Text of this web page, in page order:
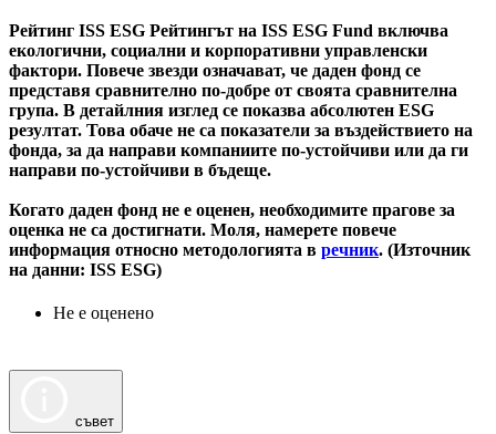
Рейтинг ISS ESG Рейтингът на ISS ESG Fund включва
екологични, социални и корпоративни управленски
фактори. Повече звезди означават, че даден фонд се
представя сравнително по-добре от своята сравнителна
група. В детайлния изглед се показва абсолютен ESG
резултат. Това обаче не са показатели за въздействието на
фонда, за да направи компаниите по-устойчиви или да ги
направи по-устойчиви в бъдеще.
Когато даден фонд не е оценен, необходимите прагове за
оценка не са достигнати. Моля, намерете повече
информация относно методологията в речник. (Източник
на данни: ISS ESG)
Не е оценено
съвет